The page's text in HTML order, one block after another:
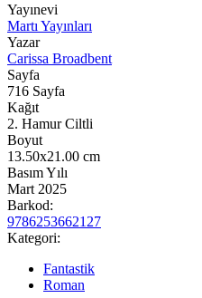
Yayınevi
Martı Yayınları
Yazar
Carissa Broadbent
Sayfa
716 Sayfa
Kağıt
2. Hamur Ciltli
Boyut
13.50x21.00 cm
Basım Yılı
Mart 2025
Barkod:
9786253662127
Kategori:
Fantastik
Roman